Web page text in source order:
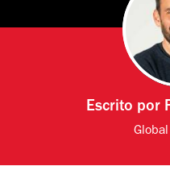
Escrito por